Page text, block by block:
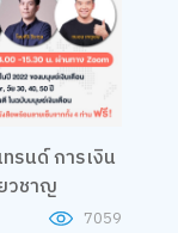
รนด์ การเงิน
วชาญ
7059